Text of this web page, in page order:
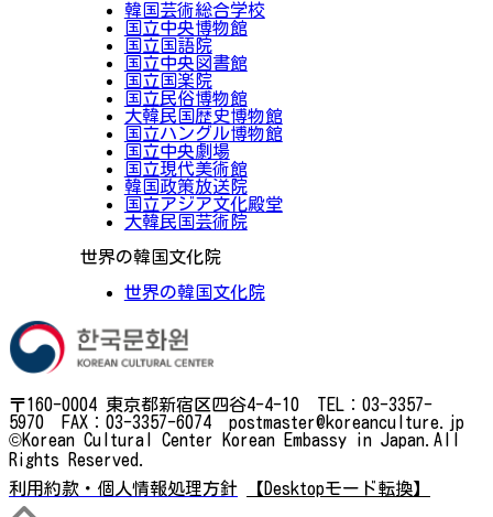
韓国芸術総合学校
国立中央博物館
国立国語院
国立中央図書館
国立国楽院
国立民俗博物館
大韓民国歴史博物館
国立ハングル博物館
国立中央劇場
国立現代美術館
韓国政策放送院
国立アジア文化殿堂
大韓民国芸術院
世界の韓国文化院
世界の韓国文化院
〒160-0004 東京都新宿区四谷4-4-10 TEL：03-3357-
5970 FAX：03-3357-6074 postmaster@koreanculture.jp
©Korean Cultural Center Korean Embassy in Japan.All
Rights Reserved.
利用約款・個人情報処理方針
【Desktopモード転換】